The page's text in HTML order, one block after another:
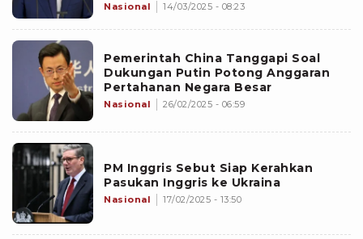
Nasional 14/03/2025 - 08:23
Pemerintah China Tanggapi Soal
Dukungan Putin Potong Anggaran
Pertahanan Negara Besar
Nasional 26/02/2025 - 06:59
PM Inggris Sebut Siap Kerahkan
Pasukan Inggris ke Ukraina
Nasional 17/02/2025 - 13:50